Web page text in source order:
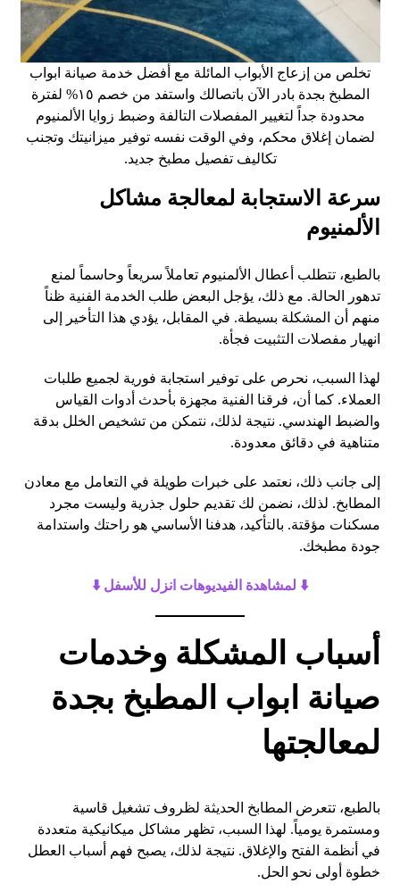
تخلص من إزعاج الأبواب المائلة مع أفضل خدمة صيانة ابواب
المطبخ بجدة بادر الآن باتصالك واستفد من خصم ١٥% لفترة
محدودة جداً لتغيير المفصلات التالفة وضبط زوايا الألمنيوم
لضمان إغلاق محكم، وفي الوقت نفسه توفير ميزانيتك وتجنب
تكاليف تفصيل مطبخ جديد.
سرعة الاستجابة لمعالجة مشاكل
الألمنيوم
بالطبع، تتطلب أعطال الألمنيوم تعاملاً سريعاً وحاسماً لمنع
تدهور الحالة. مع ذلك، يؤجل البعض طلب الخدمة الفنية ظناً
منهم أن المشكلة بسيطة. في المقابل، يؤدي هذا التأخير إلى
انهيار مفصلات التثبيت فجأة.
لهذا السبب، نحرص على توفير استجابة فورية لجميع طلبات
العملاء. كما أن، فرقنا الفنية مجهزة بأحدث أدوات القياس
والضبط الهندسي. نتيجة لذلك، نتمكن من تشخيص الخلل بدقة
متناهية في دقائق معدودة.
إلى جانب ذلك، نعتمد على خبرات طويلة في التعامل مع معادن
المطابخ. لذلك، نضمن لك تقديم حلول جذرية وليست مجرد
مسكنات مؤقتة. بالتأكيد، هدفنا الأساسي هو راحتك واستدامة
جودة مطبخك.
​⬇️ لمشاهدة الفيديوهات انزل للأسفل ⬇️
أسباب المشكلة وخدمات
صيانة ابواب المطبخ بجدة
لمعالجتها
بالطبع، تتعرض المطابخ الحديثة لظروف تشغيل قاسية
ومستمرة يومياً. لهذا السبب، تظهر مشاكل ميكانيكية متعددة
في أنظمة الفتح والإغلاق. نتيجة لذلك، يصبح فهم أسباب العطل
خطوة أولى نحو الحل.